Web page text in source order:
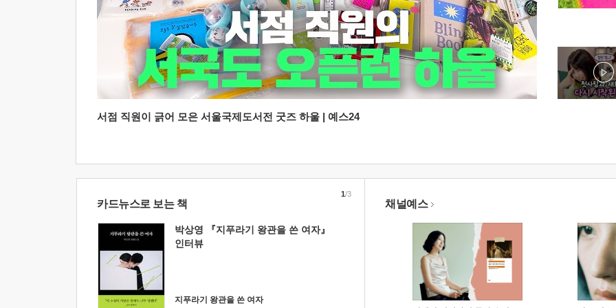
서점 직원이 긁어 모은 서울국제도서전 굿즈 하울 | 예스24
카드뉴스로 보는 책
박상영 『지푸라기 왕관을 쓴 여자』
인터뷰
지푸라기 왕관을 쓴 여자
1/3
채널예스